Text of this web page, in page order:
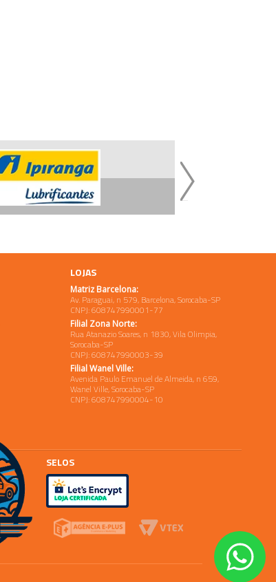
LOJAS
Matriz Barcelona:
Av. Paraguai, n 579, Barcelona, Sorocaba-SP
CNPJ: 608747990001-77
Filial Zona Norte:
Rua Atanazio Soares, n 1830, Vila Olimpia,
Sorocaba-SP
CNPJ: 608747990003-39
Filial Wanel Ville:
Avenida Paulo Emanuel de Almeida, n 659,
Wanel Ville, Sorocaba-SP
CNPJ: 608747990004-10
SELOS